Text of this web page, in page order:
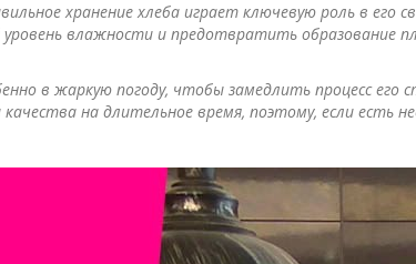
хранение хлеба играет ключевую роль в его
влажности и предотвратить образование
в жаркую погоду, чтобы замедлить процесс
на длительное время, поэтому, если есть